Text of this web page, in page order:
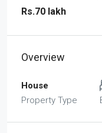
Rs.70 lakh
Overview
House
Property Type